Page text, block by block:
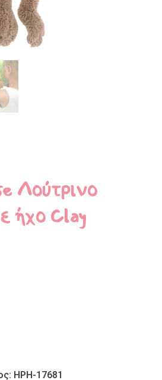
Λούτρινο
ήχο Clay
HPH-17681